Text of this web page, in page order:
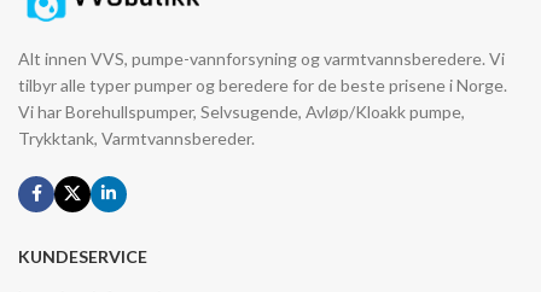
Alt innen VVS, pumpe-vannforsyning og varmtvannsberedere. Vi
tilbyr alle typer pumper og beredere for de beste prisene i Norge.
Vi har Borehullspumper, Selvsugende, Avløp/Kloakk pumpe,
Trykktank, Varmtvannsbereder.
KUNDESERVICE